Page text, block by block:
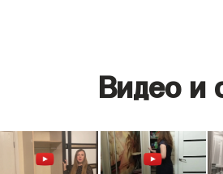
Видео и